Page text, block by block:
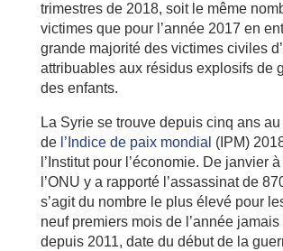
trimestres de 2018, soit le même
victimes que pour l’année 2017 en
grande majorité des victimes civiles
attribuables aux résidus explosifs de
des enfants.
La Syrie se trouve depuis cinq ans
de l’Indice de paix mondial (IPM)
l’Institut pour l’économie. De janvier
l’ONU y a rapporté l’assassinat de
s’agit du nombre le plus élevé pour
neuf premiers mois de l’année
depuis 2011, date du début de la